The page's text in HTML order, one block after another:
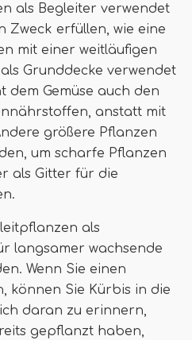
als Begleiter verwendet
Zweck erfüllen, wie eine
mit einer weitläufigen
Grunddecke verwendet
dem Gemüse auch den
anstatt mit
größere Pflanzen
um scharfe Pflanzen
als Gitter für die
als
langsamer wachsende
Wenn Sie einen
können Sie Kürbis in die
daran zu erinnern,
gepflanzt haben,